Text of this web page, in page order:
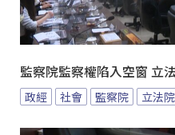
監察院監察權陷入空窗 立
政經 社會 監察院 立法院